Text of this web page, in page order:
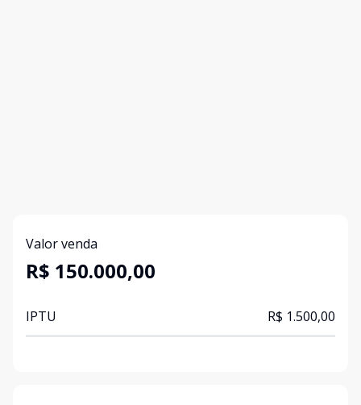
Valor venda
R$ 150.000,00
IPTU R$ 1.500,00